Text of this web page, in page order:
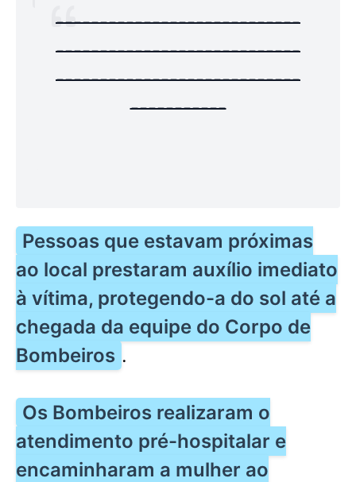
----------------------------
----------------------------
----------------------------
-----------
Pessoas que estavam próximas
ao local prestaram auxílio imediato
à vítima, protegendo-a do sol até a
chegada da equipe do Corpo de
Bombeiros .
Os Bombeiros realizaram o
atendimento pré-hospitalar e
encaminharam a mulher ao